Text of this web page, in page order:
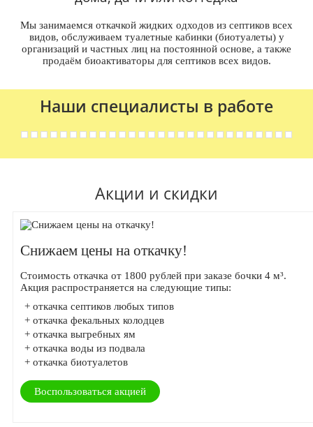
Мы занимаемся откачкой жидких одходов из септиков всех
видов, обслуживаем туалетные кабинки (биотуалеты) у
организаций и частных лиц на постоянной основе, а также
продаём биоактиваторы для септиков всех видов.
Наши специалисты в работе
Акции и скидки
Снижаем цены на откачку!
Стоимость откачка от 1800 рублей при заказе бочки 4 м³.
Акция распространяется на следующие типы:
+ откачка септиков любых типов
+ откачка фекальных колодцев
+ откачка выгребных ям
+ откачка воды из подвала
+ откачка биотуалетов
Воспользоваться акцией